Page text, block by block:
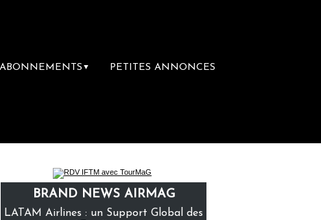
ABONNEMENTS ▼ PETITES ANNONCES
librairie du voyage
BRAND NEWS AIRMAG
LATAM Airlines : un Support Global des